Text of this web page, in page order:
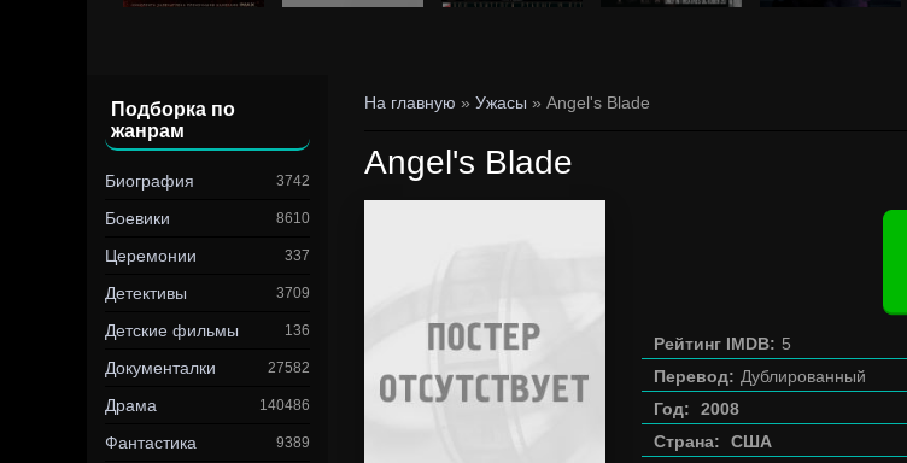
Подборка по
жанрам
Биография 3742
Боевики 8610
Церемонии 337
Детективы 3709
Детские фильмы 136
Документалки 27582
Драма 140486
Фантастика 9389
На главную » Ужасы » Angel's Blade
Angel's Blade
Рейтинг IMDB: 5
Перевод: Дублированный
Год:
2008
Страна:
США